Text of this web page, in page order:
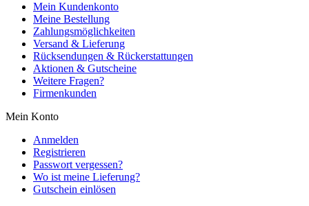
Mein Kundenkonto
Meine Bestellung
Zahlungsmöglichkeiten
Versand & Lieferung
Rücksendungen & Rückerstattungen
Aktionen & Gutscheine
Weitere Fragen?
Firmenkunden
Mein Konto
Anmelden
Registrieren
Passwort vergessen?
Wo ist meine Lieferung?
Gutschein einlösen